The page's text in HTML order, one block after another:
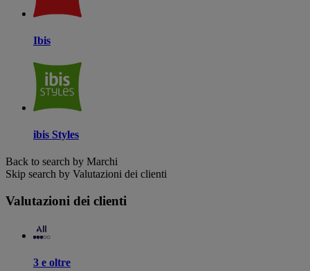
Ibis
ibis Styles
Back to search by Marchi
Skip search by Valutazioni dei clienti
Valutazioni dei clienti
3 e oltre